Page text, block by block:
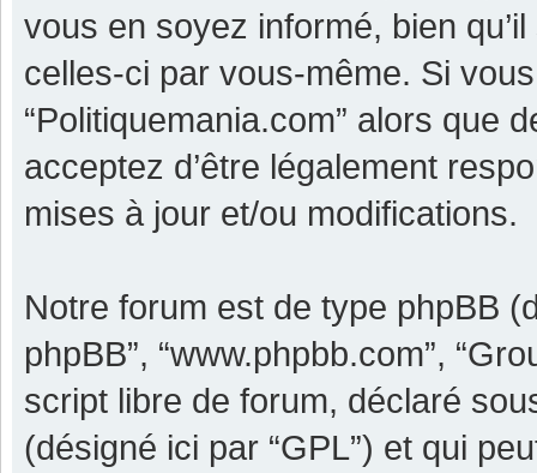
vous en soyez informé, bien
celles-ci par vous-même. Si
“Politiquemania.com” alors que
acceptez d’être légalement
mises à jour et/ou modifications.
Notre forum est de type phpBB
phpBB”, “www.phpbb.com”,
script libre de forum, déclaré
(désigné ici par “GPL”) et qui